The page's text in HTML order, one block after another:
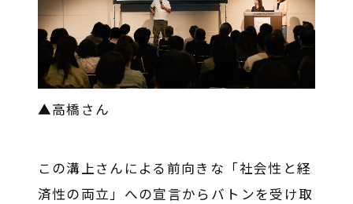
▲高橋 さん
この溝上さんによる前向きな「社会性と経
済性の両立」への宣言からバトンを受け取